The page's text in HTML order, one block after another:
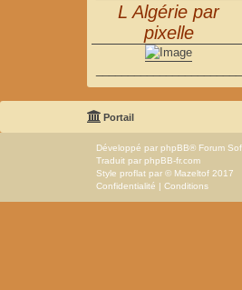
L Algérie par
pixelle
Portail
Développé par phpBB® Forum
Traduit par phpBB-fr.com
Style proflat par © Mazeltof 2017
Confidentialité | Conditions